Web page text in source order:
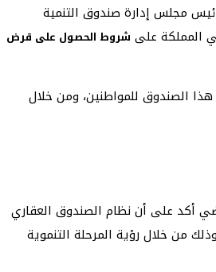
مجلس إدارة صندوق التنمية
المملكة على شروط الحصول على قرض
الصندوق للمواطنين، ومن خلال
أكد على أن نظام الصندوق العقاري
من خلال رؤية المرحلة التنموية